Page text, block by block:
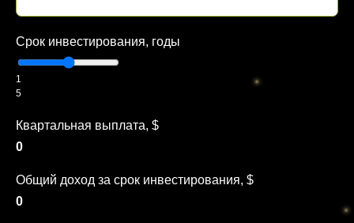
Срок инвестирования, годы
1
5
Квартальная выплата, $
0
Общий доход за срок инвестирования, $
0